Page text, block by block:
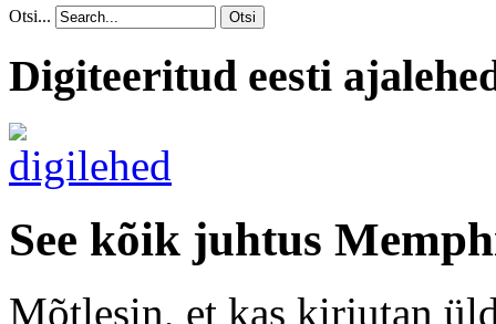
Otsi... Otsi
Digiteeritud eesti
See kõik juhtus
Mõtlesin, et kas kirjutan